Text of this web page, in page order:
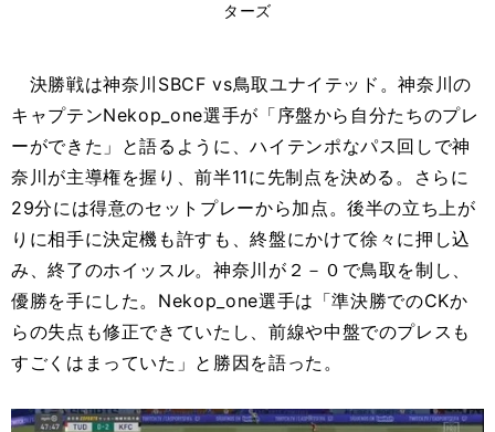
ターズ
決勝戦は神奈川SBCF vs鳥取ユナイテッド。神奈川の
キャプテンNekop_one選手が「序盤から自分たちのプレ
ーができた」と語るように、ハイテンポなパス回しで神
奈川が主導権を握り、前半11に先制点を決める。さらに
29分には得意のセットプレーから加点。後半の立ち上が
りに相手に決定機も許すも、終盤にかけて徐々に押し込
み、終了のホイッスル。神奈川が２－０で鳥取を制し、
優勝を手にした。Nekop_one選手は「準決勝でのCKか
らの失点も修正できていたし、前線や中盤でのプレスも
すごくはまっていた」と勝因を語った。